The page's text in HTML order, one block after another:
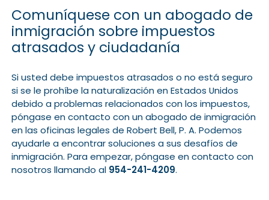
Comuníquese con un abogado de
inmigración sobre impuestos
atrasados y ciudadanía
Si usted debe impuestos atrasados o no está seguro
si se le prohíbe la naturalización en Estados Unidos
debido a problemas relacionados con los impuestos,
póngase en contacto con un abogado de inmigración
en las oficinas legales de Robert Bell, P. A. Podemos
ayudarle a encontrar soluciones a sus desafíos de
inmigración. Para empezar, póngase en contacto con
nosotros llamando al 954-241-4209.